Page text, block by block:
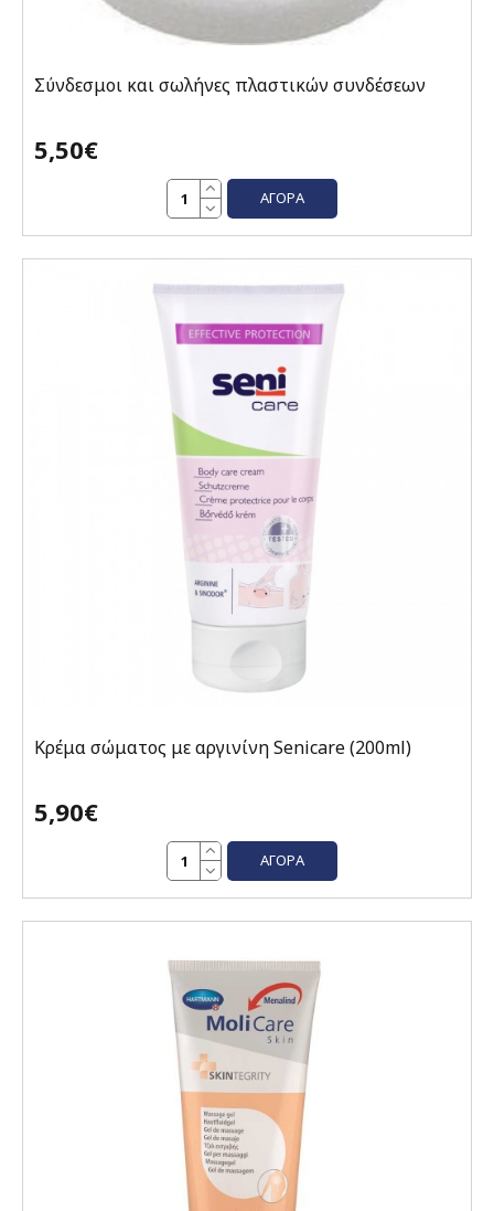
Σύνδεσμοι και σωλήνες πλαστικών συνδέσεων
5,50€
ΑΓΟΡΆ
Κρέμα σώματος με αργινίνη Senicare (200ml)
5,90€
ΑΓΟΡΆ